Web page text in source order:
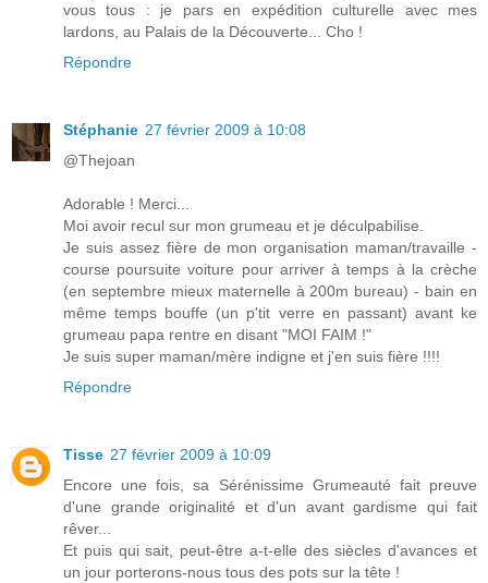
vous tous : je pars en expédition culturelle avec mes
lardons, au Palais de la Découverte... Cho !
Répondre
Stéphanie 27 février 2009 à 10:08
@Thejoan
Adorable ! Merci...
Moi avoir recul sur mon grumeau et je déculpabilise.
Je suis assez fière de mon organisation maman/travaille -
course poursuite voiture pour arriver à temps à la crèche
(en septembre mieux maternelle à 200m bureau) - bain en
même temps bouffe (un p'tit verre en passant) avant ke
grumeau papa rentre en disant "MOI FAIM !"
Je suis super maman/mère indigne et j'en suis fière !!!!
Répondre
Tisse 27 février 2009 à 10:09
Encore une fois, sa Sérénissime Grumeauté fait preuve
d'une grande originalité et d'un avant gardisme qui fait
rêver...
Et puis qui sait, peut-être a-t-elle des siècles d'avances et
un jour porterons-nous tous des pots sur la tête !